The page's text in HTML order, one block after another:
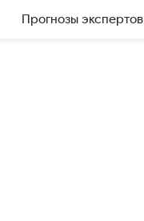
Прогнозы экспертов